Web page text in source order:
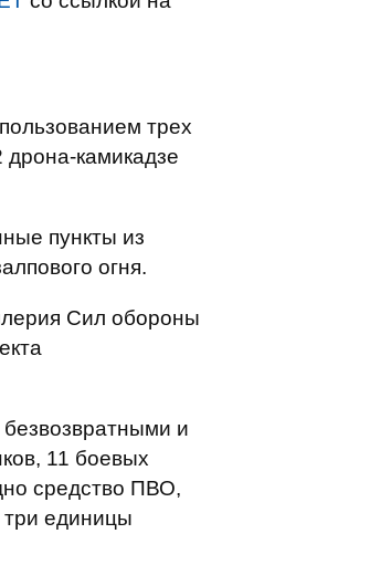
трех
камикадзе
пункты из
огня.
Сил обороны
безвозвратными и
11 боевых
средство ПВО,
три единицы